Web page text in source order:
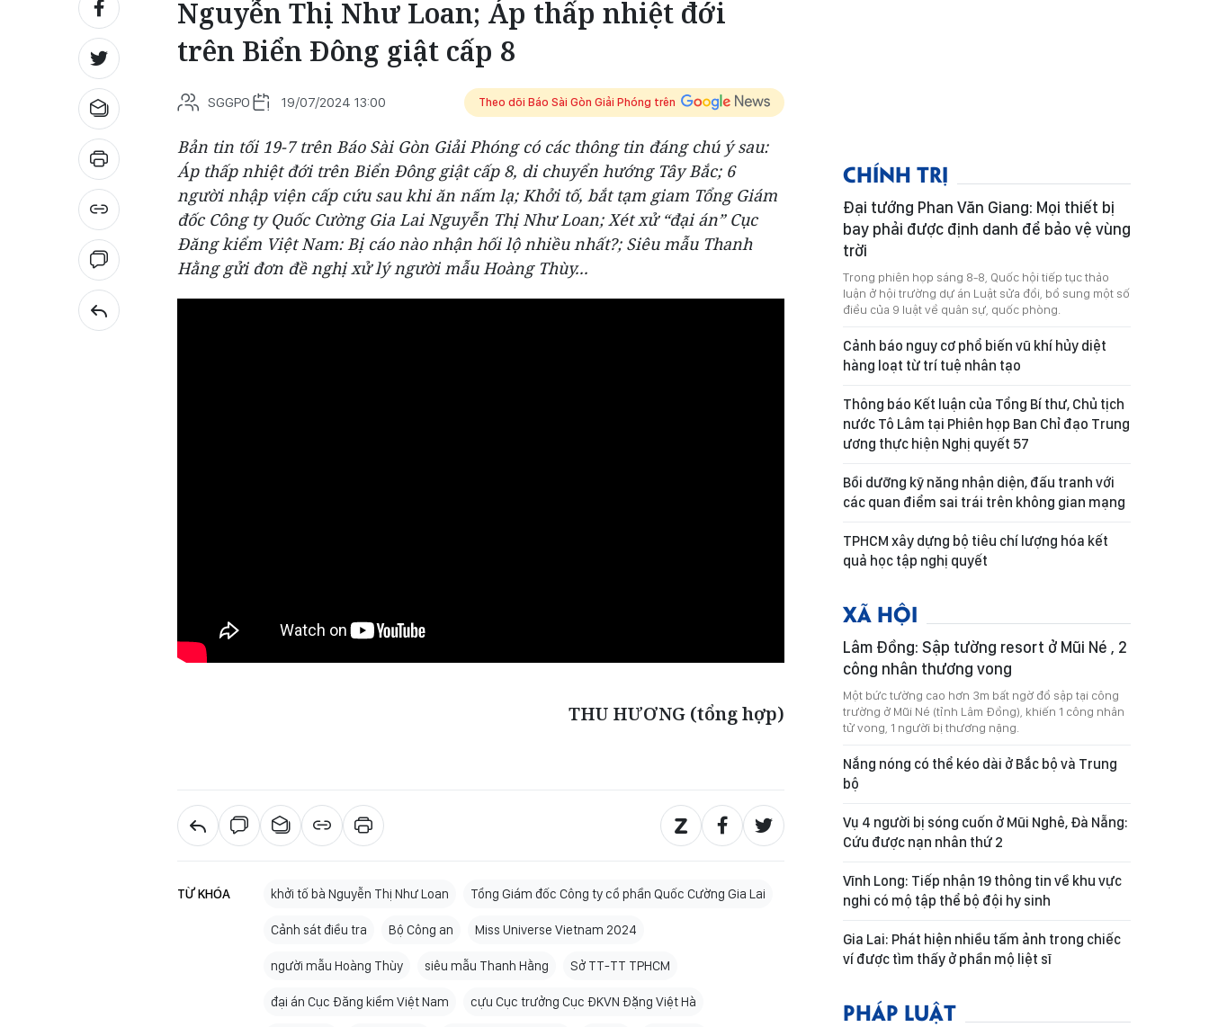
Nguyễn Thị Như Loan; Áp thấp nhiệt đới
trên Biển Đông giật cấp 8
SGGPO 19/07/2024 13:00 Theo dõi Báo Sài Gòn Giải Phóng trên
Bản tin tối 19-7 trên Báo Sài Gòn Giải Phóng có các thông tin đáng chú ý sau:
Áp thấp nhiệt đới trên Biển Đông giật cấp 8, di chuyển hướng Tây Bắc; 6
người nhập viện cấp cứu sau khi ăn nấm lạ; Khởi tố, bắt tạm giam Tổng Giám
đốc Công ty Quốc Cường Gia Lai Nguyễn Thị Như Loan; Xét xử “đại án” Cục
Đăng kiểm Việt Nam: Bị cáo nào nhận hối lộ nhiều nhất?; Siêu mẫu Thanh
Hằng gửi đơn đề nghị xử lý người mẫu Hoàng Thùy...
THU HƯƠNG (tổng hợp)
TỪ KHÓA khởi tố bà Nguyễn Thị Như Loan Tổng Giám đốc Công ty cổ phần Quốc Cường Gia Lai
Cảnh sát điều tra Bộ Công an Miss Universe Vietnam 2024
người mẫu Hoàng Thùy siêu mẫu Thanh Hằng Sở TT-TT TPHCM
đại án Cục Đăng kiểm Việt Nam cựu Cục trưởng Cục ĐKVN Đặng Việt Hà
CHÍNH TRỊ
Đại tướng Phan Văn Giang: Mọi thiết bị
bay phải được định danh để bảo vệ vùng
trời
Trong phiên họp sáng 8-8, Quốc hội tiếp tục thảo
luận ở hội trường dự án Luật sửa đổi, bổ sung một số
điều của 9 luật về quân sự, quốc phòng.
Cảnh báo nguy cơ phổ biến vũ khí hủy diệt
hàng loạt từ trí tuệ nhân tạo
Thông báo Kết luận của Tổng Bí thư, Chủ tịch
nước Tô Lâm tại Phiên họp Ban Chỉ đạo Trung
ương thực hiện Nghị quyết 57
Bồi dưỡng kỹ năng nhận diện, đấu tranh với
các quan điểm sai trái trên không gian mạng
TPHCM xây dựng bộ tiêu chí lượng hóa kết
quả học tập nghị quyết
XÃ HỘI
Lâm Đồng: Sập tường resort ở Mũi Né , 2
công nhân thương vong
Một bức tường cao hơn 3m bất ngờ đổ sập tại công
trường ở Mũi Né (tỉnh Lâm Đồng), khiến 1 công nhân
tử vong, 1 người bị thương nặng.
Nắng nóng có thể kéo dài ở Bắc bộ và Trung
bộ
Vụ 4 người bị sóng cuốn ở Mũi Nghê, Đà Nẵng:
Cứu được nạn nhân thứ 2
Vĩnh Long: Tiếp nhận 19 thông tin về khu vực
nghi có mộ tập thể bộ đội hy sinh
Gia Lai: Phát hiện nhiều tấm ảnh trong chiếc
ví được tìm thấy ở phần mộ liệt sĩ
PHÁP LUẬT